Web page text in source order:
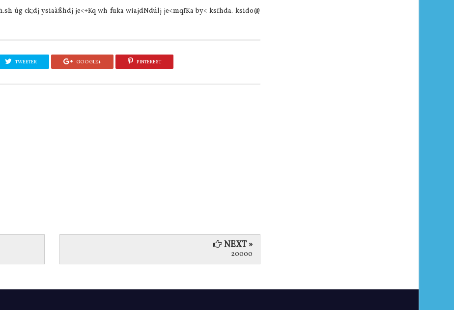
úg ck;dj ysiaàßhdj je<÷Kq wh fuka wiajdNdúlj je<mqfKa by< ksfhda. ksido@
TWEETER GOOGLE+ PINTEREST
NEXT »
20000